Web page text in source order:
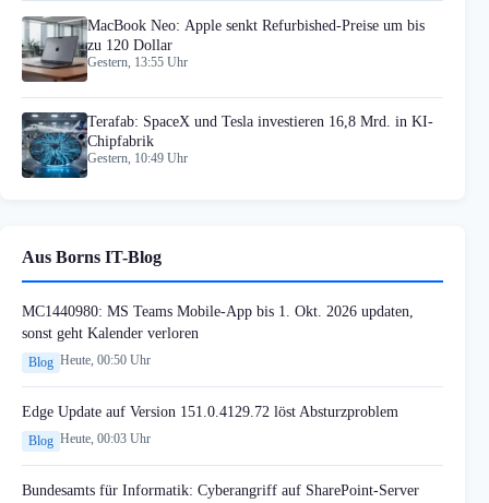
MacBook Neo: Apple senkt Refurbished-Preise um bis
zu 120 Dollar
Gestern, 13:55 Uhr
Terafab: SpaceX und Tesla investieren 16,8 Mrd. in KI-
Chipfabrik
Gestern, 10:49 Uhr
Aus Borns IT-Blog
MC1440980: MS Teams Mobile-App bis 1. Okt. 2026 updaten,
sonst geht Kalender verloren
Blog Heute, 00:50 Uhr
Edge Update auf Version 151.0.4129.72 löst Absturzproblem
Blog Heute, 00:03 Uhr
Bundesamts für Informatik: Cyberangriff auf SharePoint-Server